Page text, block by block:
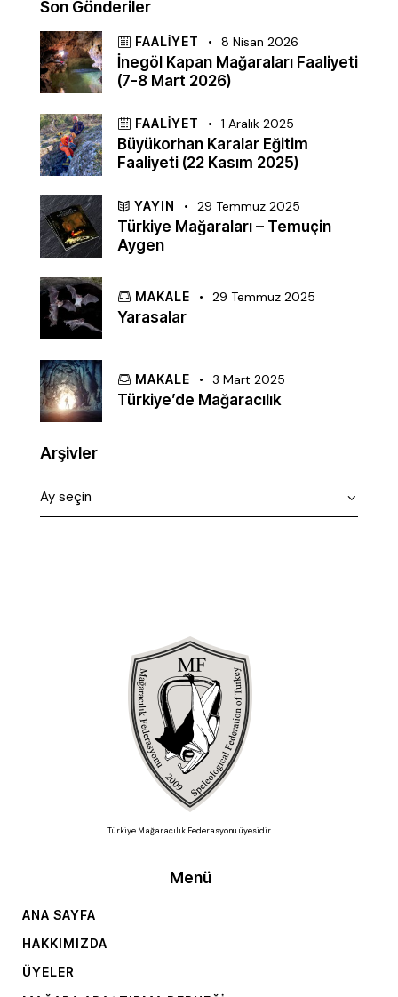
Son Gönderiler
FAALIYET 8 Nisan 2026
İnegöl Kapan Mağaraları Faaliyeti
(7-8 Mart 2026)
FAALIYET 1 Aralık 2025
Büyükorhan Karalar Eğitim
Faaliyeti (22 Kasım 2025)
YAYIN 29 Temmuz 2025
Türkiye Mağaraları – Temuçin
Aygen
MAKALE 29 Temmuz 2025
Yarasalar
MAKALE 3 Mart 2025
Türkiye’de Mağaracılık
Arşivler
Türkiye Mağaracılık Federasyonu üyesidir.
Menü
ANA SAYFA
HAKKIMIZDA
ÜYELER